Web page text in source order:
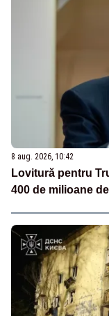
8 aug. 2026, 10:42
Lovitură pentru
400 de milioane